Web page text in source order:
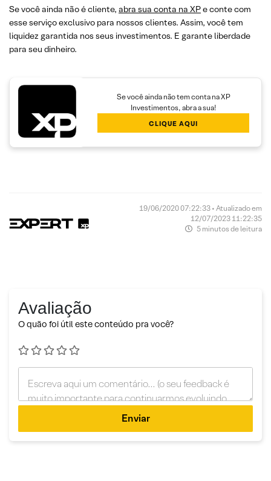
Se você ainda não é cliente, abra sua conta na XPe conte com
esse serviço exclusivo para nossos clientes. Assim, você tem
liquidez garantida nos seus investimentos. E garante liberdade
para seu dinheiro.
Se você ainda não tem conta na XP
Investimentos, abra a sua!
CLIQUE AQUI
19/06/2020 07:22:33 • Atualizado em
12/07/2023 11:22:35
5 minutos de leitura
Avaliação
O quão foi útil este conteúdo pra você?
Enviar